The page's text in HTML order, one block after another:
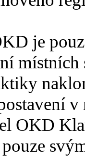
je
v
OKD